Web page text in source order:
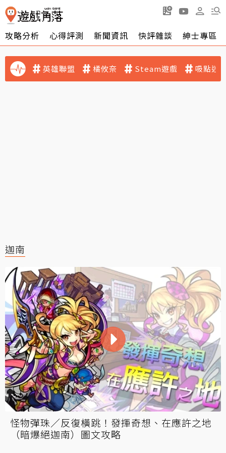
攻略分析 心得評測 新聞資訊 快評雜談 紳士專區
英雄聯盟 橘攸奈 Steam遊戲 吸點迷
迦南
怪物彈珠／反復橫跳！發揮奇想、在應許之地
（暗爆絕迦南）圖文攻略